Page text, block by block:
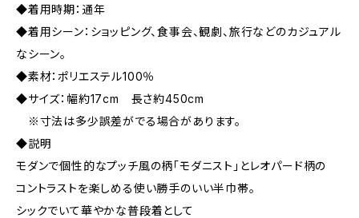
◆着用時期：通年
◆着用シーン：ショッピング、食事会、観劇、旅行などのカジュアル
なシーン。
◆素材：ポリエステル100％
◆サイズ：幅約17cm 長さ約450cm
※寸法は多少誤差がでる場合があります。
◆説明
モダンで個性的なプッチ風の柄「モダニスト」とレオパード柄の
コントラストを楽しめる使い勝手のいい半巾帯。
シックでいて華やかな普段着として